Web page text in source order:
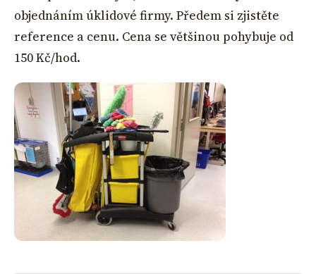
objednáním úklidové firmy. Předem si zjistěte
reference a cenu. Cena se většinou pohybuje od
150 Kč/hod.